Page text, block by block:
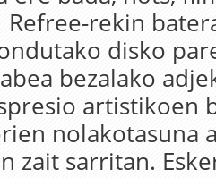
Refree-rekin
disko
bezalako
artistikoen
nolakotasuna
zait sarritan.